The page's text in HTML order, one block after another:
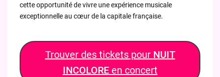
cette opportunité de vivre une expérience musicale
exceptionnelle au cœur de la capitale française.
Trouver des tickets pour NUIT
INCOLOREen concert